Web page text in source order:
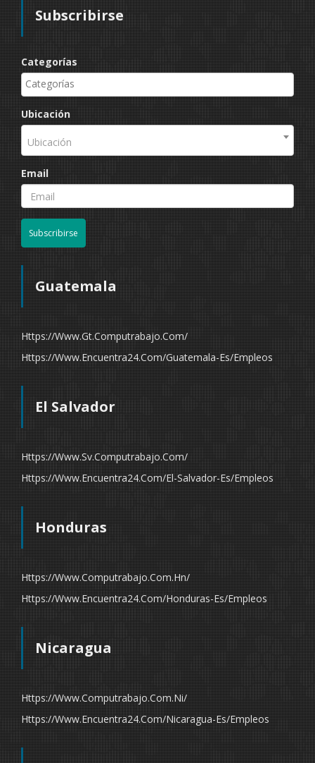
Subscribirse
Categorías
Ubicación
Ubicación
Email
Subscribirse
Guatemala
Https://www.gt.computrabajo.com/
Https://www.encuentra24.com/guatemala-Es/empleos
El Salvador
Https://www.sv.computrabajo.com/
Https://www.encuentra24.com/el-Salvador-Es/empleos
Honduras
Https://www.computrabajo.com.hn/
Https://www.encuentra24.com/honduras-Es/empleos
Nicaragua
Https://www.computrabajo.com.ni/
Https://www.encuentra24.com/nicaragua-Es/empleos